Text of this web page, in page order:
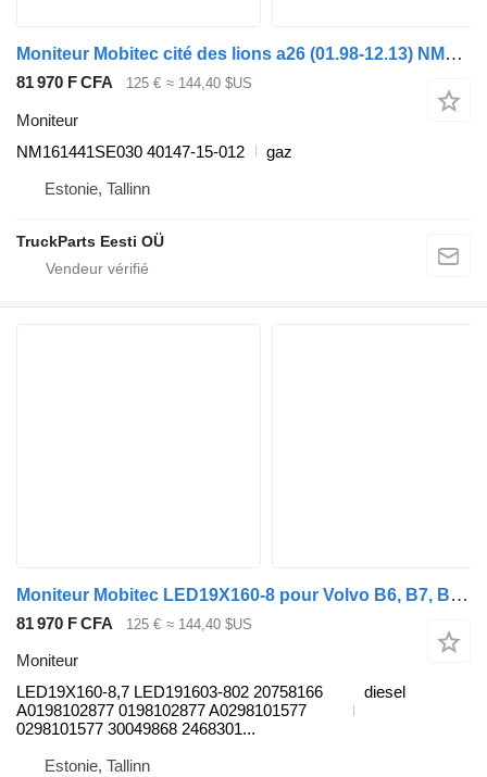
Moniteur Mobitec cité des lions a26 (01.98-12.13) NM161441SE030 pour MAN Lion's bus (1991-)
81 970 F CFA 125 € ≈ 144,40 $US
Moniteur
NM161441SE030 40147-15-012
gaz
Estonie, Tallinn
TruckParts Eesti OÜ
Moniteur Mobitec LED19X160-8 pour Volvo B6, B7, B9, B10, B12 bus (1978-2011)
81 970 F CFA 125 € ≈ 144,40 $US
Moniteur
LED19X160-8,7 LED191603-802 20758166
A0198102877 0198102877 A0298101577
0298101577 30049868 2468301...
diesel
Estonie, Tallinn